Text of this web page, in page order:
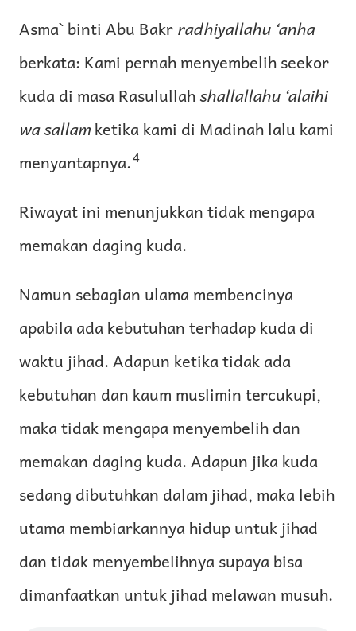
Asma` binti Abu Bakrradhiyallahu ‘anha
berkata: Kami pernah menyembelih seekor
kuda di masa Rasulullahshallallahu ‘alaihi
wa sallamketika kami di Madinah lalu kami
menyantapnya.4
Riwayat ini menunjukkan tidak mengapa
memakan daging kuda.
Namun sebagian ulama membencinya
apabila ada kebutuhan terhadap kuda di
waktu jihad. Adapun ketika tidak ada
kebutuhan dan kaum muslimin tercukupi,
maka tidak mengapa menyembelih dan
memakan daging kuda. Adapun jika kuda
sedang dibutuhkan dalam jihad, maka lebih
utama membiarkannya hidup untuk jihad
dan tidak menyembelihnya supaya bisa
dimanfaatkan untuk jihad melawan musuh.